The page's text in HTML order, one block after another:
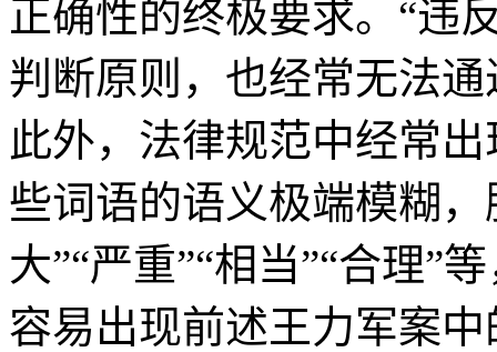
正确性的终极要求。“违
判断原则，也经常无法
此外，法律规范中经常
些词语的语义极端模糊
大”“严重”“相当”“合理”
容易出现前述王力军案